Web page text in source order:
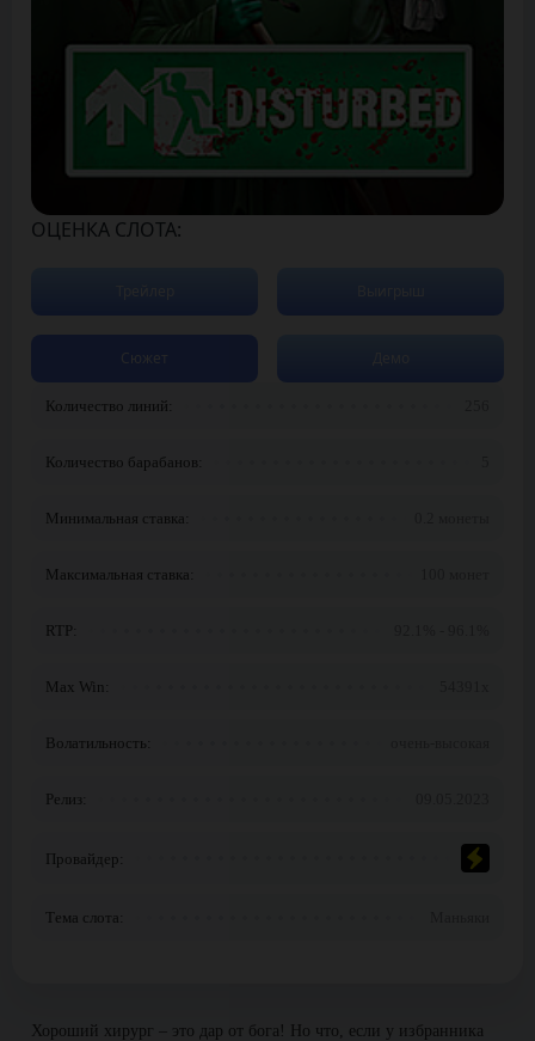
ОЦЕНКА СЛОТА:
Количество линий:
Количество барабанов:
Минимальная ставка:
Максимальная ставка:
RTP:
Max Win:
Волатильность:
Релиз:
Провайдер:
Тема слота:
Сюжет
Хороший хирург – это дар от бога! Но что, если у избранника